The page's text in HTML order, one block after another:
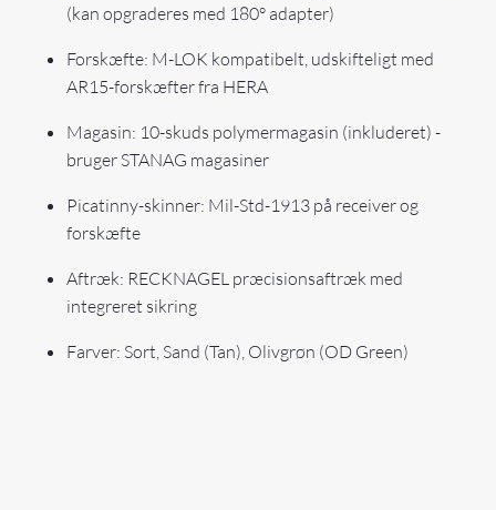
(kan opgraderes med 180° adapter)
Forskæfte: M-LOK kompatibelt, udskifteligt med
AR15-forskæfter fra HERA
Magasin: 10-skuds polymermagasin (inkluderet) -
bruger STANAG magasiner
Picatinny-skinner: Mil-Std-1913 på receiver og
forskæfte
Aftræk: RECKNAGEL præcisionsaftræk med
integreret sikring
Farver: Sort, Sand (Tan), Olivgrøn (OD Green)